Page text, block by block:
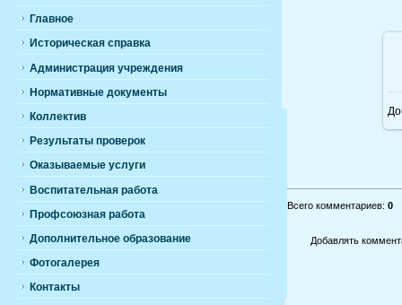
Главное
Историческая справка
Администрация учреждения
Нормативные документы
Коллектив
Результаты проверок
Оказываемые услуги
Воспитательная работа
Профсоюзная работа
Дополнительное образование
Фотогалерея
Контакты
Всего комментариев: 0
Добавлять